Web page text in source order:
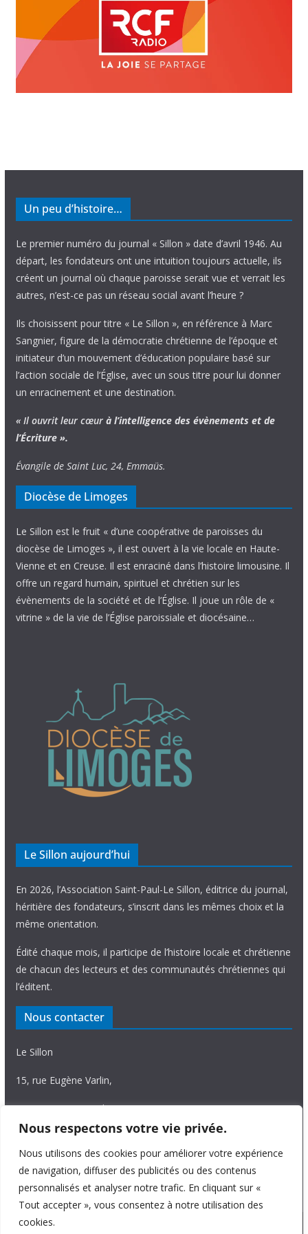
Nous respectons votre vie privée.
Nous utilisons des cookies pour améliorer votre expérience
de navigation, diffuser des publicités ou des contenus
personnalisés et analyser notre trafic. En cliquant sur «
Tout accepter », vous consentez à notre utilisation des
cookies.
Un peu d’histoire…
Le premier numéro du journal « Sillon » date d’avril 1946. Au
départ, les fondateurs ont une intuition toujours actuelle, ils
créent un journal où chaque paroisse serait vue et verrait les
autres, n’est-ce pas un réseau social avant l’heure ?
Ils choisissent pour titre « Le Sillon », en référence à Marc
Sangnier, figure de la démocratie chrétienne de l’époque et
initiateur d’un mouvement d’éducation populaire basé sur
l’action sociale de l’Église, avec un sous titre pour lui donner
un enracinement et une destination.
« Il ouvrit leur cœur à l’intelligence des évènements et de
l’Écriture ».
Évangile de Saint Luc, 24, Emmaüs.
Diocèse de Limoges
Le Sillon est le fruit « d’une coopérative de paroisses du
diocèse de Limoges », il est ouvert à la vie locale en Haute-
Vienne et en Creuse. Il est enraciné dans l’histoire limousine. Il
offre un regard humain, spirituel et chrétien sur les
évènements de la société et de l’Église. Il joue un rôle de «
vitrine » de la vie de l’Église paroissiale et diocésaine…
Le Sillon aujourd’hui
En 2026, l’Association Saint-Paul-Le Sillon, éditrice du journal,
héritière des fondateurs, s’inscrit dans les mêmes choix et la
même orientation.
Édité chaque mois, il participe de l’histoire locale et chrétienne
de chacun des lecteurs et des communautés chrétiennes qui
l’éditent.
Nous contacter
Le Sillon
15, rue Eugène Varlin,
87036 Limoges Cedex.
Tél. 05 55 06 14 15
Nous écrire